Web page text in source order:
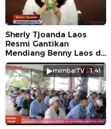
Sherly Tjoanda Laos
Resmi Gantikan
Mendiang Benny Laos di
Pilkada 2024
mimbarTV : 1.41